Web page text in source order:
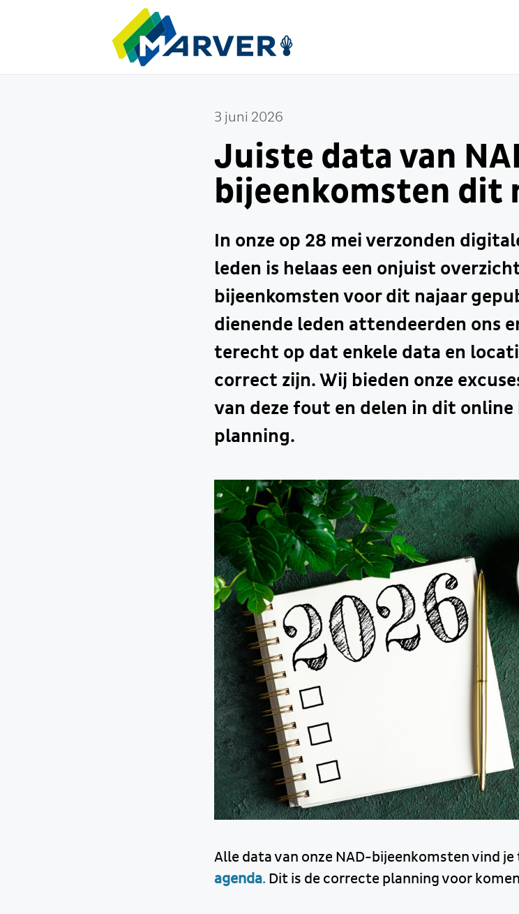
3 juni 2026
Juiste data van
bijeenkomsten dit
In onze op 28 mei verzonden
leden is helaas een onjuist
bijeenkomsten voor dit najaar
dienende leden attendeerden ons
terecht op dat enkele data en
correct zijn. Wij bieden onze
van deze fout en delen in dit
planning.
Alle data van onze NAD-bijeenkomsten vind
agenda. Dit is de correcte planning voor